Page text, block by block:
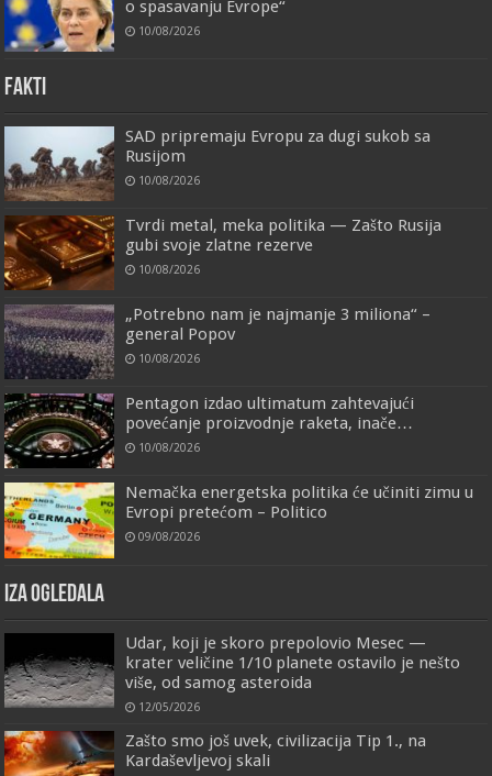
o spasavanju Evrope“
10/08/2026
FAKTI
SAD pripremaju Evropu za dugi sukob sa
Rusijom
10/08/2026
Tvrdi metal, meka politika — Zašto Rusija
gubi svoje zlatne rezerve
10/08/2026
„Potrebno nam je najmanje 3 miliona“ –
general Popov
10/08/2026
Pentagon izdao ultimatum zahtevajući
povećanje proizvodnje raketa, inače…
10/08/2026
Nemačka energetska politika će učiniti zimu u
Evropi pretećom – Politico
09/08/2026
IZA OGLEDALA
Udar, koji je skoro prepolovio Mesec —
krater veličine 1/10 planete ostavilo je nešto
više, od samog asteroida
12/05/2026
Zašto smo još uvek, civilizacija Tip 1., na
Kardaševljevoj skali